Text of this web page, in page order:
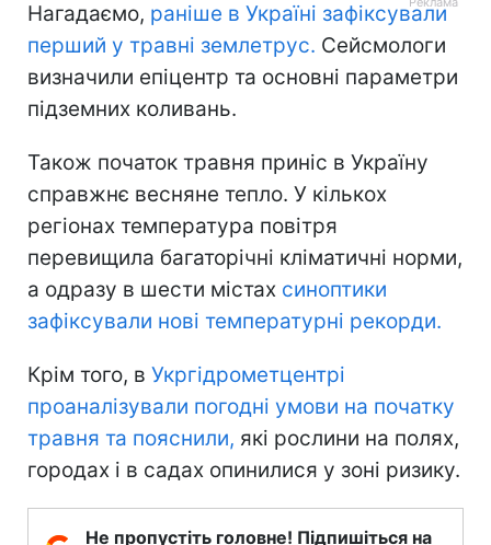
Нагадаємо, раніше в Україні зафіксували
перший у травні землетрус. Сейсмологи
визначили епіцентр та основні параметри
підземних коливань.
Також початок травня приніс в Україну
справжнє весняне тепло. У кількох
регіонах температура повітря
перевищила багаторічні кліматичні норми,
а одразу в шести містах синоптики
зафіксували нові температурні рекорди.
Крім того, в Укргідрометцентрі
проаналізували погодні умови на початку
травня та пояснили, які рослини на полях,
городах і в садах опинилися у зоні ризику.
Не пропустіть головне! Підпишіться на